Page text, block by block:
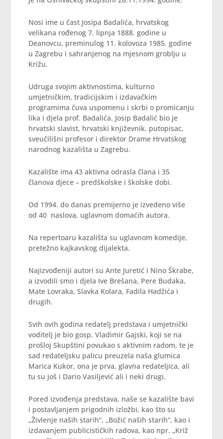
Nosi ime u čast Josipa Badalića, hrvatskog
velikana rođenog 7. lipnja 1888. godine u
Deanovcu, preminulog 11. kolovoza 1985. godine
u Zagrebu i sahranjenog na mjesnom groblju u
Križu.
Udruga svojim aktivnostima, kulturno
umjetničkim, tradicijskim i izdavačkim
programima čuva uspomenu i skrbi o promicanju
lika i djela prof. Badalića. Josip Badalić bio je
hrvatski slavist, hrvatski književnik, putopisac,
sveučilišni profesor i direktor Drame Hrvatskog
narodnog kazališta u Zagrebu.
Kazalište ima 43 aktivna odrasla člana i 35
članova djece – predškolske i školske dobi.
Od 1994. do danas premijerno je izvedeno više
od 40 naslova, uglavnom domaćih autora.
Na repertoaru kazališta su uglavnom komedije,
pretežno kajkavskog dijalekta.
Najizvođeniji autori su Ante Juretić i Nino Škrabe,
a izvodili smo i djela Ive Brešana, Pere Budaka,
Mate Lovraka, Slavka Kolara, Fadila Hadžića i
drugih.
Svih ovih godina redatelj predstava i umjetnički
voditelj je bio gosp. Vladimir Gajski, koji se na
prošloj Skupštini povukao s aktivnim radom, te je
sad redateljsku palicu preuzela naša glumica
Marica Kukor, ona je prva, glavna redateljica, ali
tu su još i Dario Vasiljević ali i neki drugi.
Pored izvođenja predstava, naše se kazalište bavi
i postavljanjem prigodnih izložbi, kao što su
„Živlenje naših starih“, „Božić naših starih“, kao i
izdavanjem publicističkih radova, kao npr. „Križ